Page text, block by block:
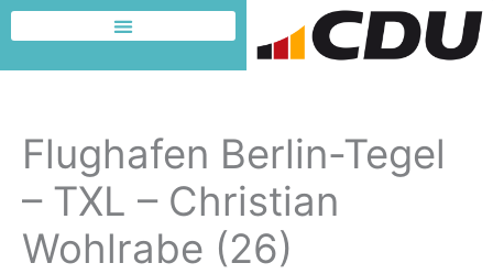
Zum
Inhalt
springen
Flughafen Berlin-Tegel
– TXL – Christian
Wohlrabe (26)